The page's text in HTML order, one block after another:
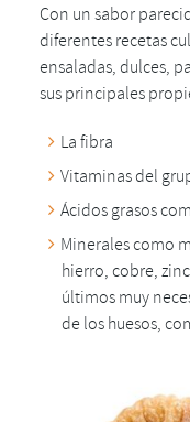
Con un sabor
diferentes recetas
ensaladas, dulces,
sus principales
La fibra
Vitaminas del
Ácidos grasos
Minerales como
hierro, cobre,
últimos muy
de los huesos,